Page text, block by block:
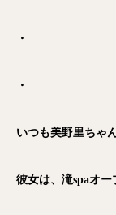
・
・
いつも美野里ちゃ
彼女は、滝spaオ